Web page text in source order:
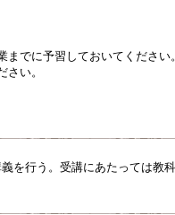
でに予習しておいてください。
い。
を行う。受講にあたっては教